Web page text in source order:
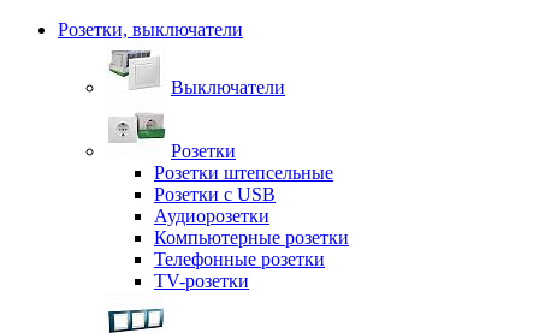
Розетки, выключатели
Выключатели
Розетки
Розетки штепсельные
Розетки с USB
Аудиорозетки
Компьютерные розетки
Телефонные розетки
TV-розетки